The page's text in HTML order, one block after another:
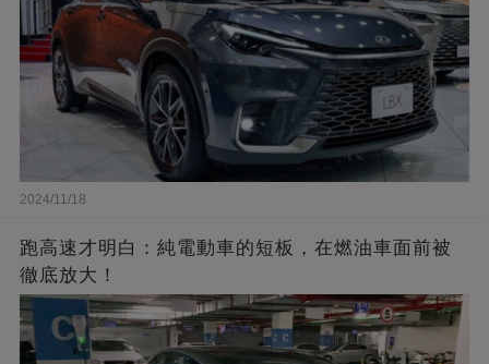
2024/11/18
跑高速才明白：純電動車的短板，在燃油車面前被
徹底放大！